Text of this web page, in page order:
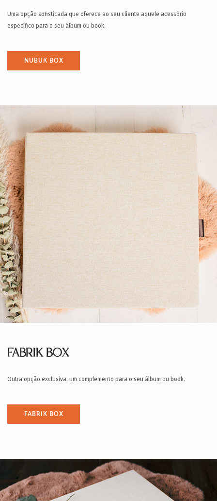
Uma opção sofisticada que oferece ao seu cliente aquele acessório
específico para o seu álbum ou book.
NUBUK BOX
FABRIK BOX
Outra opção exclusiva, um complemento para o seu álbum ou book.
FABRIK BOX